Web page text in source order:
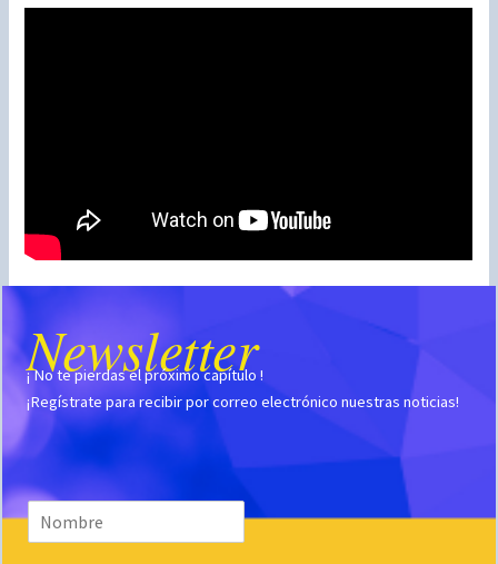
Newsletter
¡ No te pierdas el próximo capítulo !
¡Regístrate para recibir por correo electrónico nuestras noticias!